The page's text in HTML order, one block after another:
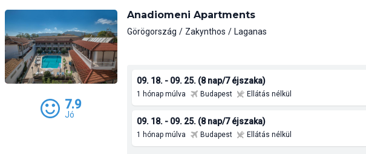
7.9
Jó
Anadiomeni Apartments
Görögország Zakynthos Laganas
09. 18. - 09. 25. (8 nap/7 éjszaka)
1 hónap múlva Budapest Ellátás nélkül
09. 18. - 09. 25. (8 nap/7 éjszaka)
1 hónap múlva Budapest Ellátás nélkül